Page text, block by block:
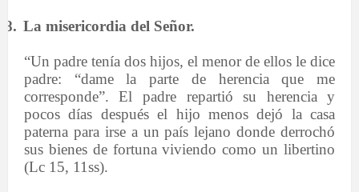
8. La misericordia del Señor.
“Un padre tenía dos hijos, el menor de ellos le dice
padre: “dame la parte de herencia que me
corresponde”. El padre repartió su herencia y
pocos días después el hijo menos dejó la casa
paterna para irse a un país lejano donde derrochó
sus bienes de fortuna viviendo como un libertino
(Lc 15, 11ss).